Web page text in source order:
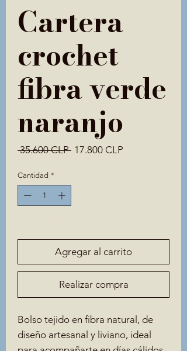
Cartera
crochet
fibra verde
naranjo
35.600 CLP Precio
17.800 CLP
Cantidad *
Agregar al carrito
Realizar compra
Bolso tejido en fibra natural, de
diseño artesanal y liviano, ideal